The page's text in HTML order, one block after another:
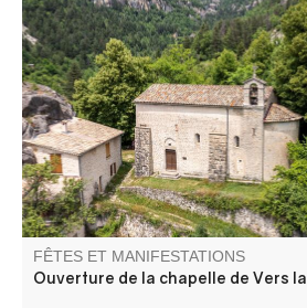
Ouverture au public de cette
12ème siècle !
FÊTES ET MANIFESTATIONS
Ouverture de la chapelle de Vers